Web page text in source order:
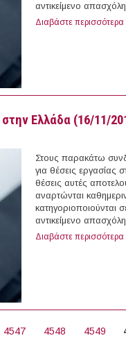
αντικείμενο
Διαβάστε περισσότερα
στην Ελλάδα (16/11/
Στους παρακάτω
για θέσεις εργασίας
θέσεις αυτές
αναρτώνται
κατηγοριοποιούνται
αντικείμενο
Διαβάστε περισσότερα
4547 4548 4549